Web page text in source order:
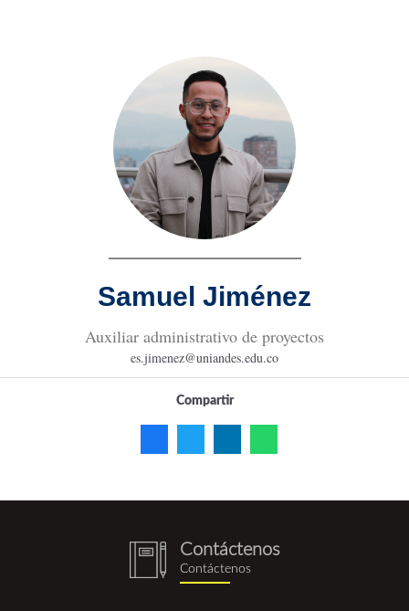
Samuel Jiménez
Auxiliar administrativo de proyectos
es.jimenez@uniandes.edu.co
Compartir
notebook
(1).png
Contáctenos
Contáctenos